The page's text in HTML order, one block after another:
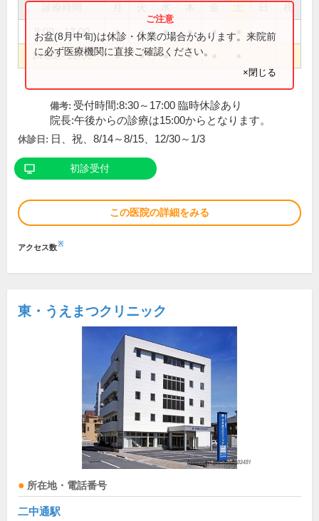
祝
9:00～13:00 ● ● ● ● ●
14:00～18:00 ● ● ● ●
お盆(8月中旬)は休診・休業の場合があります。来院前
に必ず医療機関に直接ご確認ください。
×閉じる
備考: 受付時間:8:30～17:00 臨時休診あり
院長:午後からの診療は15:00からとなります。
休診日: 日、祝、8/14～8/15、12/30～1/3
初診受付
この医院の詳細をみる
アクセス数※
東・うえまつクリニック
所在地・電話番号
二中通駅